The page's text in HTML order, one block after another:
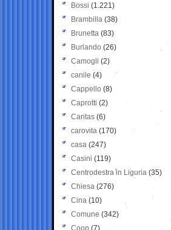
Bossi (1.221)
Brambilla (38)
Brunetta (83)
Burlando (26)
Camogli (2)
canile (4)
Cappello (8)
Caprotti (2)
Caritas (6)
carovita (170)
casa (247)
Casini (119)
Centrodestra in Liguria (35)
Chiesa (276)
Cina (10)
Comune (342)
Coop (7)